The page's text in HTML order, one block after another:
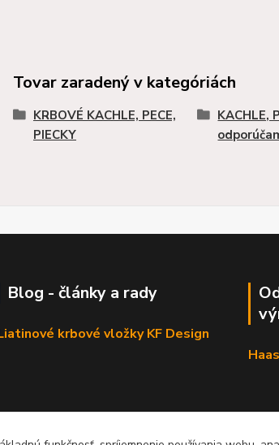
Tovar zaradený v kategóriách
KRBOVÉ KACHLE, PECE,
PIECKY
KACHLE,
Blog - články a rady
krbové vložky KF Design